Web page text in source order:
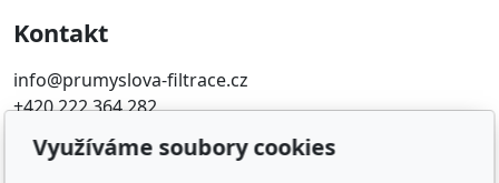
Kontakt
info@prumyslova-filtrace.cz
+420 222 364 282
Oblíbené odkazy
Využíváme soubory cookies